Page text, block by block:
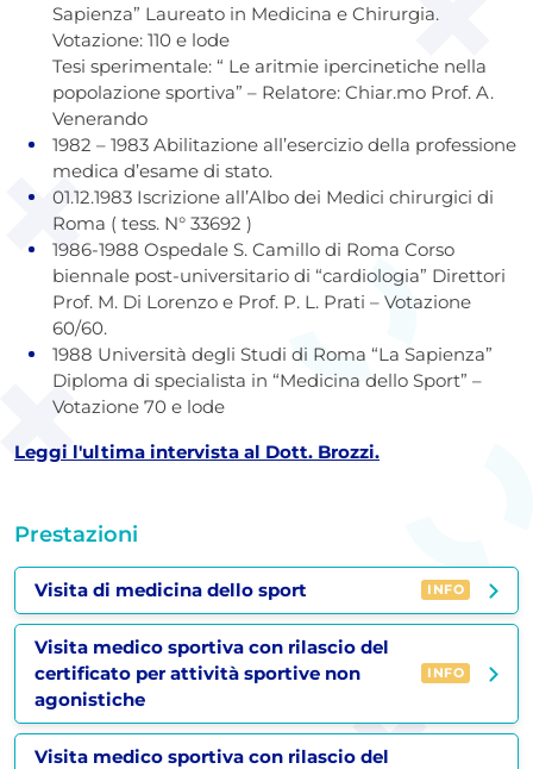
Sapienza” Laureato in Medicina e Chirurgia.
Votazione: 110 e lode
Tesi sperimentale: “ Le aritmie ipercinetiche nella
popolazione sportiva” – Relatore: Chiar.mo Prof. A.
Venerando
1982 – 1983 Abilitazione all’esercizio della professione
medica d’esame di stato.
01.12.1983 Iscrizione all’Albo dei Medici chirurgici di
Roma ( tess. N° 33692 )
1986-1988 Ospedale S. Camillo di Roma Corso
biennale post-universitario di “cardiologia” Direttori
Prof. M. Di Lorenzo e Prof. P. L. Prati – Votazione
60/60.
1988 Università degli Studi di Roma “La Sapienza”
Diploma di specialista in “Medicina dello Sport” –
Votazione 70 e lode
Leggi l'ultima intervista al Dott. Brozzi.
Prestazioni
Visita di medicina dello sport INFO
Visita medico sportiva con rilascio del
certificato per attività sportive non
agonistiche
INFO
Visita medico sportiva con rilascio del